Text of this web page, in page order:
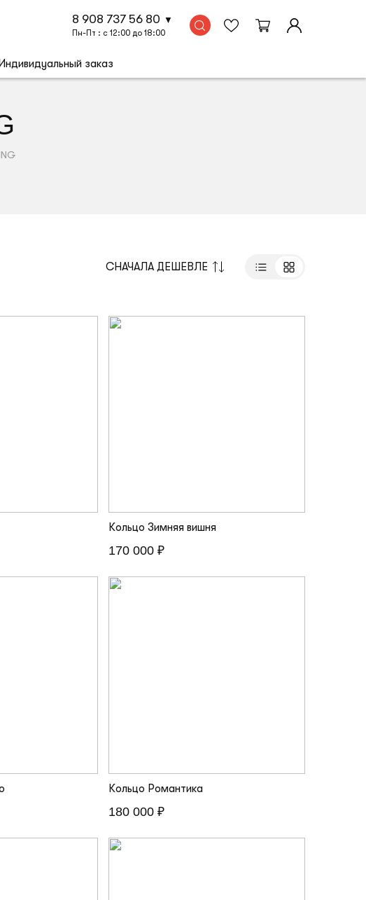
Индивидуальный заказ
8 908 737 56 80
Пн-Пт : с 12:00 до 18:00
СНАЧАЛА ДЕШЕВЛЕ
Кольцо Зимняя вишня
170 000 ₽
Кольцо Романтика
180 000 ₽